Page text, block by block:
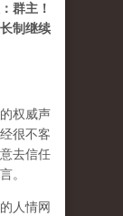
群主！
制继续
权威声
很不客
去信任
。
人情网